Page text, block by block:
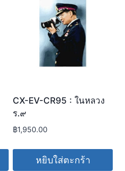
CX-EV-CR95 : ในหลวง
ร.๙
฿1,950.00
หยิบใส่ตะกร้า